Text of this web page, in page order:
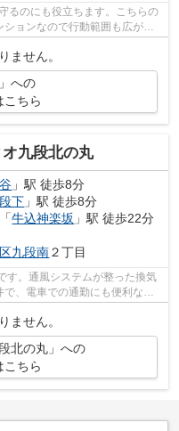
るのにも役立ちます。こちらの
ョンなので行動範囲も広がり
ません。
への
こちら
九段北の丸
」駅 徒歩8分
下 」駅 徒歩8分
「牛込神楽坂 」駅 徒歩22分
九段南２丁目
す。通風システムが整った換気
、電車での通勤にも便利な立
ません。
北の丸」への
こちら